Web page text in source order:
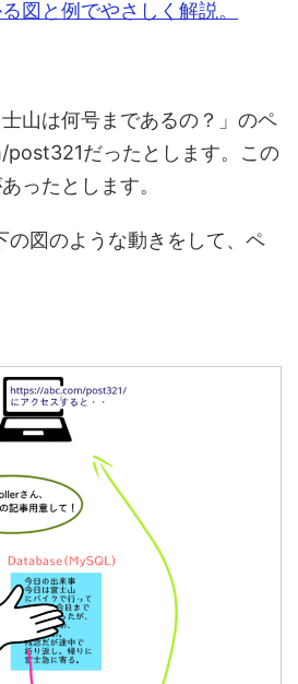
図と例でやさしく解説。
山は何号まであるの？」のペ
だったとします。この
ったとします。
の図のような動きをして、ペ